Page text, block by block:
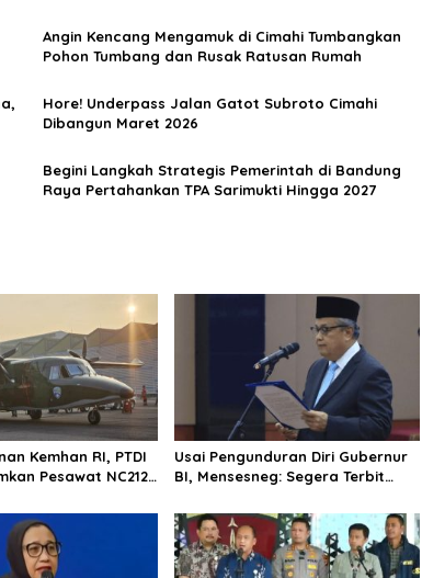
Angin Kencang Mengamuk di Cimahi Tumbangkan
Pohon Tumbang dan Rusak Ratusan Rumah
Hore! Underpass Jalan Gatot Subroto Cimahi
Dibangun Maret 2026
Begini Langkah Strategis Pemerintah di Bandung
Raya Pertahankan TPA Sarimukti Hingga 2027
Kemhan RI, PTDI
Pesawat NC212i
Usai Pengunduran Diri Gubernur
BI, Mensesneg: Segera Terbit
Hormat